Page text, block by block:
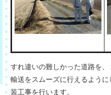
すれ違いの難しかった道路を
輸送をスムーズに行えるよう
装工事を行います。